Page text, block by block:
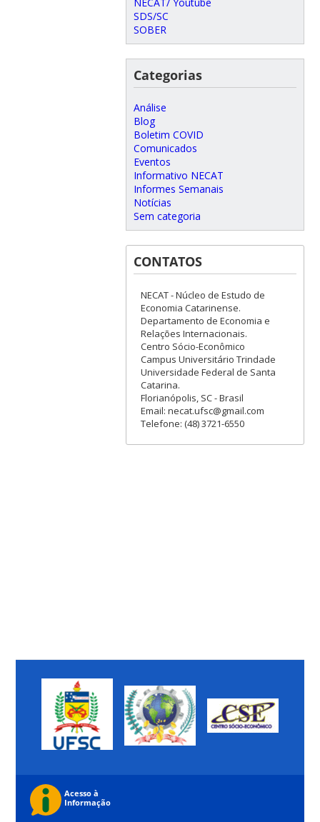
SDS/SC
SOBER
Categorias
Análise
Blog
Boletim COVID
Comunicados
Eventos
Informativo NECAT
Informes Semanais
Notícias
Sem categoria
CONTATOS
NECAT - Núcleo de Estudo de
Economia Catarinense.
Departamento de Economia e
Relações Internacionais.
Centro Sócio-Econômico
Campus Universitário Trindade
Universidade Federal de Santa
Catarina.
Florianópolis, SC - Brasil
Email: necat.ufsc@gmail.com
Telefone: (48) 3721-6550